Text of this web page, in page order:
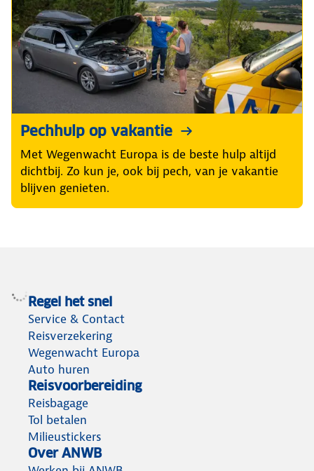
Pechhulp op vakantie
Met Wegenwacht Europa is de beste hulp altijd
dichtbij. Zo kun je, ook bij pech, van je vakantie
blijven genieten.
Regel het snel
Service & Contact
Reisverzekering
Wegenwacht Europa
Auto huren
Reisvoorbereiding
Reisbagage
Tol betalen
Milieustickers
Over ANWB